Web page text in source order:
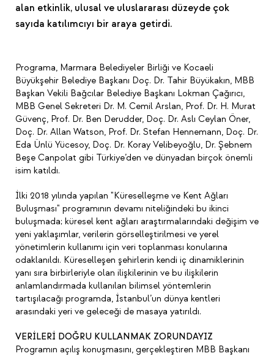
alan etkinlik, ulusal ve uluslararası düzeyde çok
sayıda katılımcıyı bir araya getirdi.
Programa, Marmara Belediyeler Birliği ve Kocaeli
Büyükşehir Belediye Başkanı Doç. Dr. Tahir Büyükakın, MBB
Başkan Vekili Bağcılar Belediye Başkanı Lokman Çağırıcı,
MBB Genel Sekreteri Dr. M. Cemil Arslan, Prof. Dr. H. Murat
Güvenç, Prof. Dr. Ben Derudder, Doç. Dr. Aslı Ceylan Öner,
Doç. Dr. Allan Watson, Prof. Dr. Stefan Hennemann, Doç. Dr.
Eda Ünlü Yücesoy, Doç. Dr. Koray Velibeyoğlu, Dr. Şebnem
Beşe Canpolat gibi Türkiye’den ve dünyadan birçok önemli
isim katıldı.
İlki 2018 yılında yapılan "Küreselleşme ve Kent Ağları
Buluşması" programının devamı niteliğindeki bu ikinci
buluşmada; küresel kent ağları araştırmalarındaki değişim ve
yeni yaklaşımlar, verilerin görselleştirilmesi ve yerel
yönetimlerin kullanımı için veri toplanması konularına
odaklanıldı. Küreselleşen şehirlerin kendi iç dinamiklerinin
yanı sıra birbirleriyle olan ilişkilerinin ve bu ilişkilerin
anlamlandırmada kullanılan bilimsel yöntemlerin
tartışılacağı programda, İstanbul’un dünya kentleri
arasındaki yeri ve geleceği de masaya yatırıldı.
VERİLERİ DOĞRU KULLANMAK ZORUNDAYIZ
Programın açılış konuşmasını, gerçekleştiren MBB Başkanı